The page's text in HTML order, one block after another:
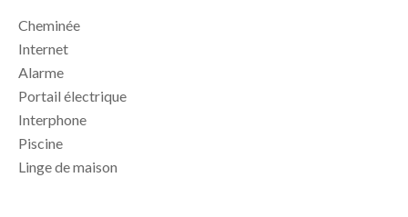
Cheminée
Internet
Alarme
Portail électrique
Interphone
Piscine
Linge de maison